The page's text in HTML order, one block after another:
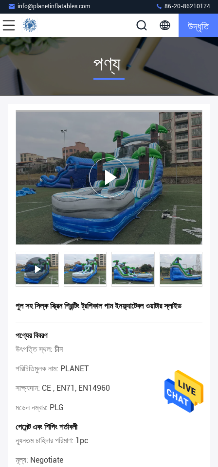
info@planetinflatables.com 86-20-86210174
উদ্ধৃতি
পণ্য
পুল সহ সিল্ক স্ক্রিন প্রিন্টিং ট্রপিকাল পাম ইনফ্ল্যাটেবল ওয়াটার স্লাইড
পণ্যের বিবরণ
উৎপত্তি স্থল: চীন
পরিচিতিমুলক নাম: PLANET
সাক্ষ্যদান: CE , EN71, EN14960
মডেল নম্বার: PLG
পেমেন্ট এবং শিপিং শর্তাবলী
ন্যূনতম চাহিদার পরিমাণ: 1pc
মূল্য: Negotiate